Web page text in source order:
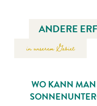
ANDERE
in unserem Gebiet
WO KANN